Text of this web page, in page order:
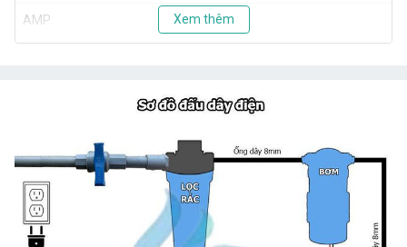
AMP 0.8A
Xem thêm